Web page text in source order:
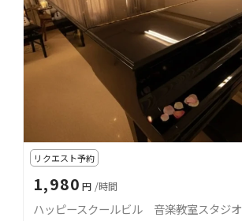
リクエスト予約
1,980 円 /時間
ハッピースクールビル 音楽教室スタジオ